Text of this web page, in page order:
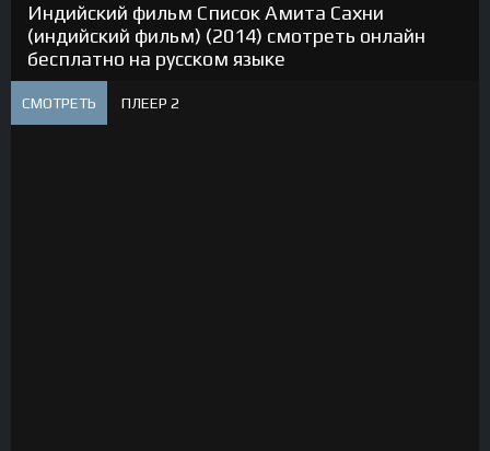
Индийский фильм Список Амита Сахни
(индийский фильм) (2014) смотреть онлайн
бесплатно на русском языке
СМОТРЕТЬ ПЛЕЕР 2